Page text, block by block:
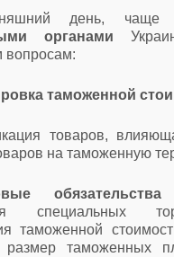
день, чаще
органами
таможенной
товаров,
на таможенную
специальных
таможенной
размер таможенных